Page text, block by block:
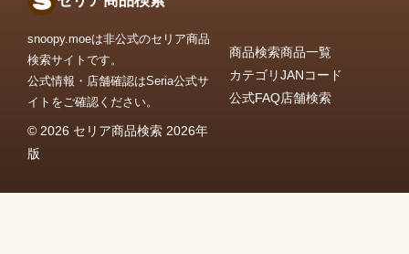
snoopy.moeは非公式のセリア商品
検索サイトです。
公式情報・店舗確認はSeria公式サ
イトをご確認ください。
© 2026 セリア商品検索 2026年
版
商品検索商品一覧
カテゴリJANコード
公式FAQ店舗検索